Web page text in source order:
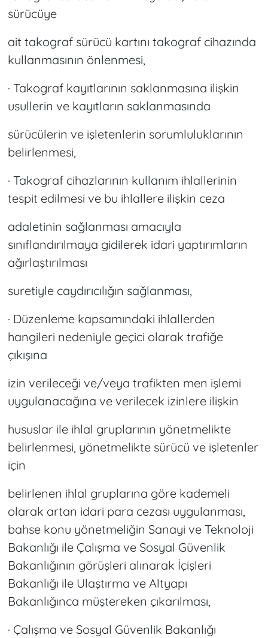
sürücüye
ait takograf sürücü kartını takograf cihazında
kullanmasının önlenmesi,
· Takograf kayıtlarının saklanmasına ilişkin
usullerin ve kayıtların saklanmasında
sürücülerin ve işletenlerin sorumluluklarının
belirlenmesi,
· Takograf cihazlarının kullanım ihlallerinin
tespit edilmesi ve bu ihlallere ilişkin ceza
adaletinin sağlanması amacıyla
sınıflandırılmaya gidilerek idari yaptırımların
ağırlaştırılması
suretiyle caydırıcılığın sağlanması,
· Düzenleme kapsamındaki ihlallerden
hangileri nedeniyle geçici olarak trafiğe
çıkışına
izin verileceği ve/veya trafikten men işlemi
uygulanacağına ve verilecek izinlere ilişkin
hususlar ile ihlal gruplarının yönetmelikte
belirlenmesi, yönetmelikte sürücü ve işletenler
için
belirlenen ihlal gruplarına göre kademeli
olarak artan idari para cezası uygulanması,
bahse konu yönetmeliğin Sanayi ve Teknoloji
Bakanlığı ile Çalışma ve Sosyal Güvenlik
Bakanlığının görüşleri alınarak İçişleri
Bakanlığı ile Ulaştırma ve Altyapı
Bakanlığınca müştereken çıkarılması,
· Çalışma ve Sosyal Güvenlik Bakanlığı